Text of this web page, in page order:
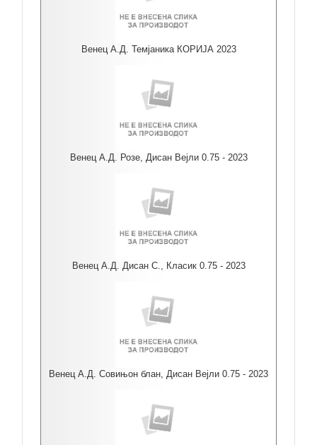
Венец А.Д. Темјаника КОРИЈА 2023
Венец А.Д. Розе, Дисан Вејли 0.75 - 2023
Венец А.Д. Дисан С., Класик 0.75 - 2023
Венец А.Д. Совињон блан, Дисан Вејли 0.75 - 2023